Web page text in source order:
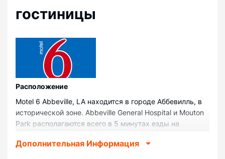
гостиницы
Pасположение
Motel 6 Abbeville, LA находится в городе Аббевилль, в
исторической зоне. Abbeville General Hospital и Mouton
Park располагаются всего в 5 минутах езды на
расположением: McKinley Scott Park находится в 4,8
Дополнительная Информация